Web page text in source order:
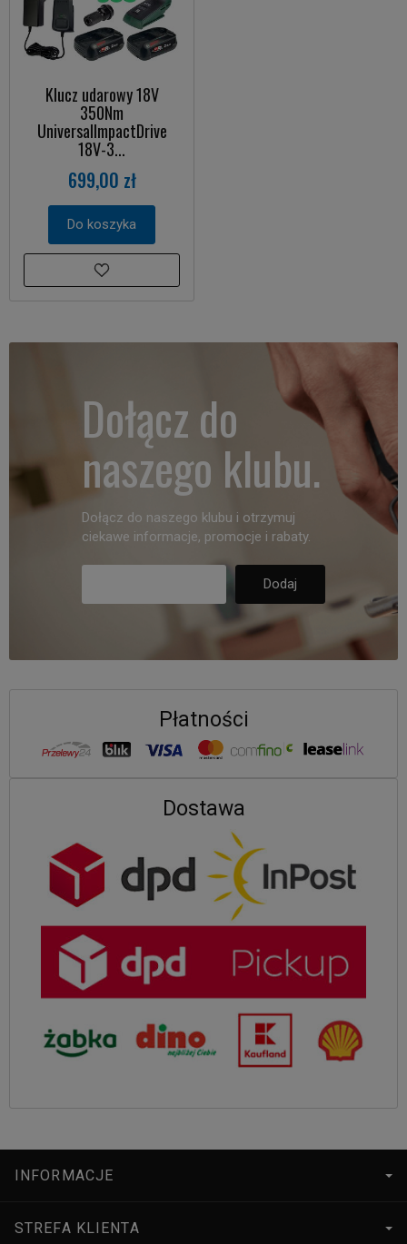
Klucz udarowy 18V
350Nm
UniversalImpactDrive
18V-3...
699,00 zł
Do koszyka
Dołącz do
naszego klubu.
Dołącz do naszego klubu i otrzymuj
ciekawe informacje, promocje i rabaty.
Płatności
Dostawa
INFORMACJE
STREFA KLIENTA